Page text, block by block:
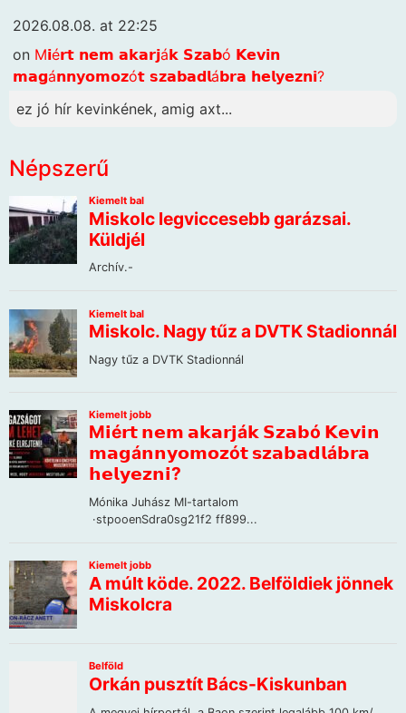
2026.08.08. at 22:25
on M𝗶é𝗿𝘁 𝗻𝗲𝗺 𝗮𝗸𝗮𝗿𝗷á𝗸 𝗦𝘇𝗮𝗯ó 𝗞𝗲𝘃𝗶𝗻
𝗺𝗮𝗴á𝗻𝗻𝘆𝗼𝗺𝗼𝘇ó𝘁 𝘀𝘇𝗮𝗯𝗮𝗱𝗹á𝗯𝗿𝗮 𝗵𝗲𝗹𝘆𝗲𝘇𝗻𝗶?
ez jó hír kevinkének, amig axt...
Népszerű